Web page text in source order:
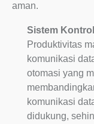
aman.
Sistem
Produktivitas
komunikasi
otomasi yang
komunikasi
didukung,